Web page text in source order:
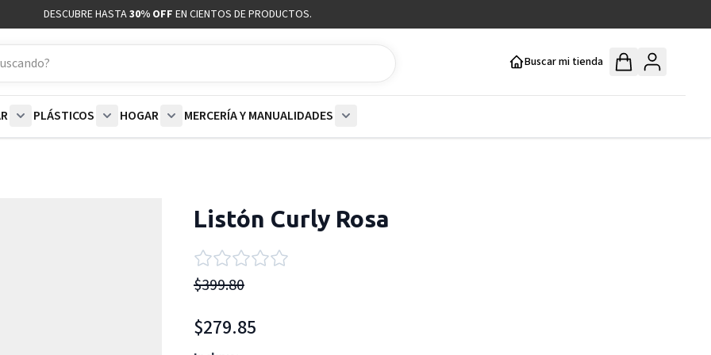
DESCUBRE HASTA30% OFF EN CIENTOS DE PRODUCTOS.
Buscar mi tienda
PLÁSTICOS
HOGAR
MERCERÍA Y MANUALIDADES
Listón Curly Rosa
$399.80
$279.85